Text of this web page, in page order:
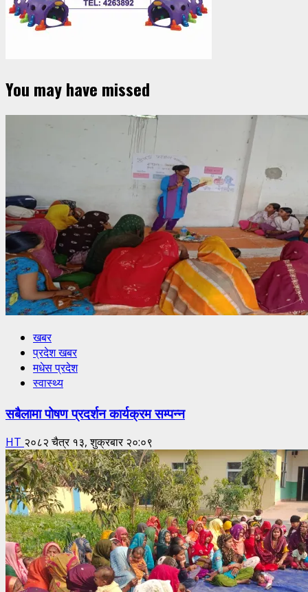
You may have missed
खबर
प्रदेश खबर
मधेस प्रदेश
स्वास्थ्य
सबैलामा पोषण प्रदर्शन कार्यक्रम सम्पन्न
HT २०८२ चैत्र १३, शुक्रबार २०:०९